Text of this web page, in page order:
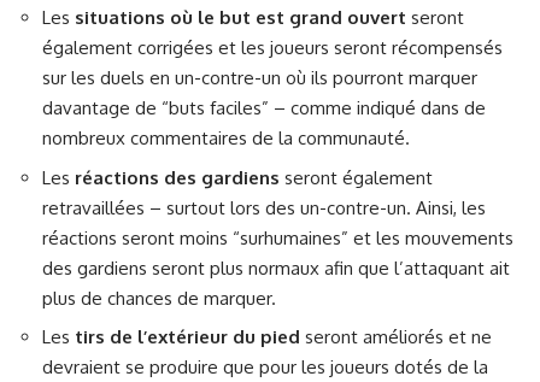
Les situations où le but est grand ouvert seront
également corrigées et les joueurs seront récompensés
sur les duels en un-contre-un où ils pourront marquer
davantage de “buts faciles” – comme indiqué dans de
nombreux commentaires de la communauté.
Les réactions des gardiens seront également
retravaillées – surtout lors des un-contre-un. Ainsi, les
réactions seront moins “surhumaines” et les mouvements
des gardiens seront plus normaux afin que l’attaquant ait
plus de chances de marquer.
Les tirs de l’extérieur du pied seront améliorés et ne
devraient se produire que pour les joueurs dotés de la